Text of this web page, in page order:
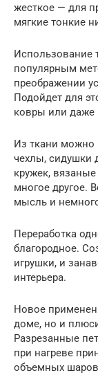
жесткое — для
мягкие тонкие
Использование
популярным
преображении
Подойдет для
ковры или даже
Из ткани можно
чехлы, сидушки
кружек,
многое другое.
мысль и
Переработка
благородное.
игрушки, и
интерьера.
Новое
доме, но и
Разрезанные
при нагреве
объемных